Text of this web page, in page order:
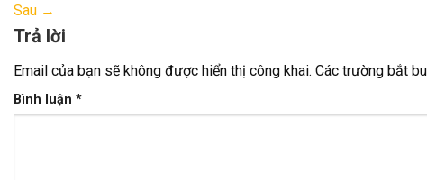
Sau →
Trả lời
Email của bạn sẽ không được hiển thị công khai. Các trường bắt
Bình luận *